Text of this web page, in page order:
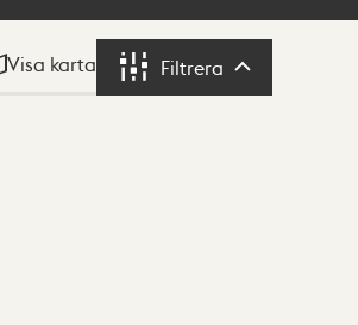
Visa karta Filtrera Filtrera